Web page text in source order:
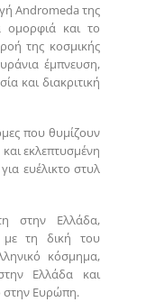
Andromeda της
ομορφιά και το
της κοσμικής
έμπνευση,
και διακριτική
που θυμίζουν
εκλεπτυσμένη
ευέλικτο στυλ
στην Ελλάδα,
με τη δική του
κόσμημα,
Ελλάδα και
στην Ευρώπη.